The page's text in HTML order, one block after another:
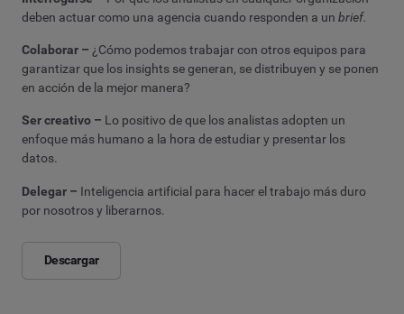
deben actuar como una agencia cuando responden a un brief.
Colaborar – ¿Cómo podemos trabajar con otros equipos para
garantizar que los insights se generan, se distribuyen y se ponen
en acción de la mejor manera?
Ser creativo – Lo positivo de que los analistas adopten un
enfoque más humano a la hora de estudiar y presentar los
datos.
Delegar – Inteligencia artificial para hacer el trabajo más duro
por nosotros y liberarnos.
Descargar